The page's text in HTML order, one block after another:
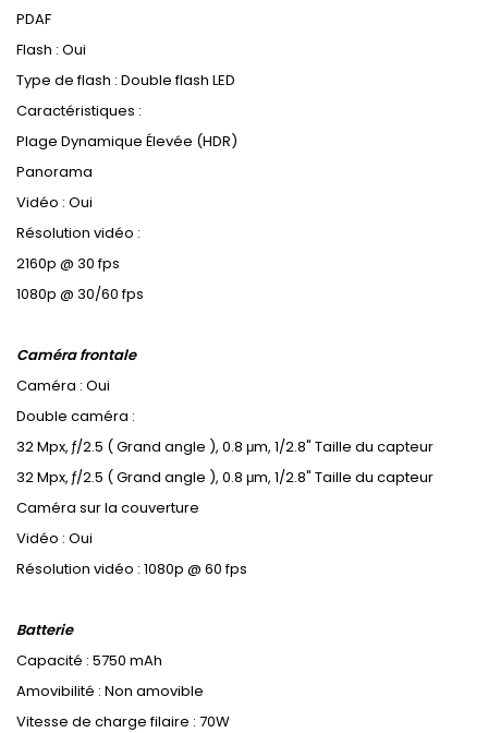
PDAF
Flash : Oui
Type de flash : Double flash LED
Caractéristiques :
Plage Dynamique Élevée (HDR)
Panorama
Vidéo : Oui
Résolution vidéo :
2160p @ 30 fps
1080p @ 30/60 fps
Caméra frontale
Caméra : Oui
Double caméra :
32 Mpx, ƒ/2.5 ( Grand angle ), 0.8 μm, 1/2.8" Taille du capteur
32 Mpx, ƒ/2.5 ( Grand angle ), 0.8 μm, 1/2.8" Taille du capteur
Caméra sur la couverture
Vidéo : Oui
Résolution vidéo : 1080p @ 60 fps
Batterie
Capacité : 5750 mAh
Amovibilité : Non amovible
Vitesse de charge filaire : 70W